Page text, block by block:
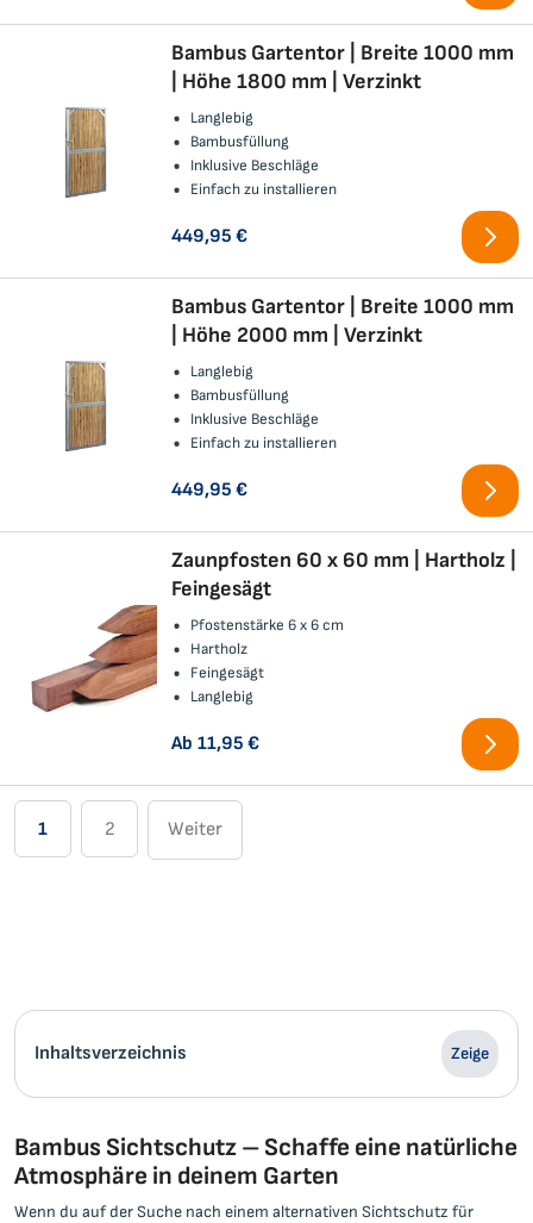
Bambus Gartentor | Breite 1000 mm
| Höhe 1800 mm | Verzinkt
Langlebig
Bambusfüllung
Inklusive Beschläge
Einfach zu installieren
449,95 €
Bambus Gartentor | Breite 1000 mm
| Höhe 2000 mm | Verzinkt
Langlebig
Bambusfüllung
Inklusive Beschläge
Einfach zu installieren
449,95 €
Zaunpfosten 60 x 60 mm | Hartholz |
Feingesägt
Pfostenstärke 6 x 6 cm
Hartholz
Feingesägt
Langlebig
Ab 11,95 €
Seite
Sie
Seite
1 Seite
2 Seite
Weiter
Inhaltsverzeichnis Zeige
Bambus Sichtschutz – Schaffe eine natürliche
Atmosphäre in deinem Garten
Wenn du auf der Suche nach einem alternativen Sichtschutz für